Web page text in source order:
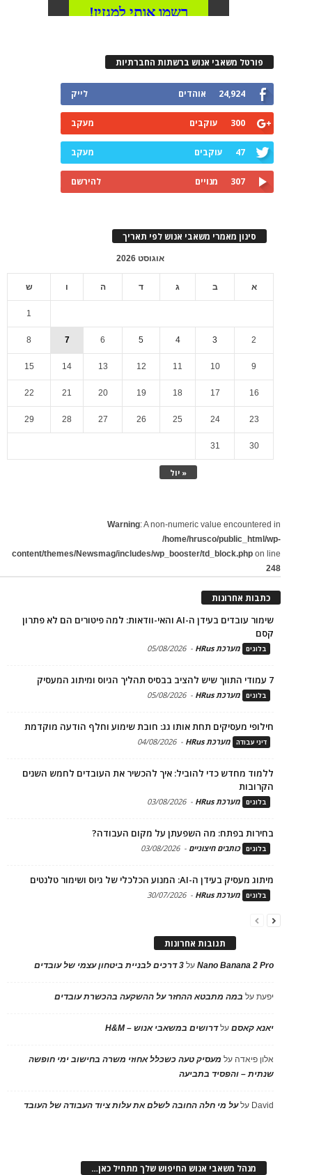
פורטל משאבי אנוש ברשתות החברתיות
24,924 אוהדים לייק
300 עוקבים מעקב
47 עוקבים מעקב
307 מנויים להירשם
סינון מאמרי משאבי אנוש לפי תאריך
אוגוסט 2026
א ב ג ד ה ו ש
« יול
1
2
3
4
5
6
7
8
9
10
11
12
13
14
15
16
17
18
19
20
21
22
23
24
25
26
27
28
29
30
31
Warning: A non-numeric value encountered in
/home/hrusco/public_html/wp-
content/themes/Newsmag/includes/wp_booster/td_block.php on line
248
כתבות אחרונות
שימור עובדים בעידן ה-AI והאי-וודאות: למה פיטורים הם לא פתרון
קסם
בלוגים מערכת HRus -
05/08/2026
7 עמודי התווך שיש להציב בבסיס תהליך הגיוס ומיתוג המעסיק
בלוגים מערכת HRus -
05/08/2026
חילופי מעסיקים תחת אותו גג: חובת שימוע וחלף הודעה מוקדמת
דיני עבודה מערכת HRus -
04/08/2026
ללמוד מחדש כדי להוביל: איך להכשיר את העובדים לחמש השנים
הקרובות
בלוגים מערכת HRus -
03/08/2026
בחירות בפתח: מה השפעתן על מקום העבודה?
בלוגים כותבים חיצוניים -
03/08/2026
מיתוג מעסיק בעידן ה-AI: המנוע הכלכלי של גיוס ושימור טלנטים
בלוגים מערכת HRus -
30/07/2026
תגובות אחרונות
Nano Banana 2 Proעל 3 דרכים לבניית ביטחון עצמי של עובדים
יפעתעל במה מתבטא ההחזר על ההשקעה בהכשרת עובדים
יאנא קאסםעלדרושים במשאבי אנוש – H&M
אלון פיאדה על מעסיק טעה כשכלל אחוזי משרה בחישוב ימי חופשה
שנתית – והפסיד בתביעה
David עלעל מי חלה החובה לשלם את עלות ציוד העבודה של העובד
מנהל משאבי אנוש החיפוש שלך מתחיל כאן…